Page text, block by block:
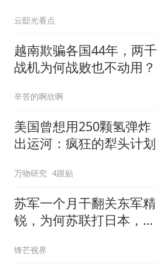
云邸光看点
越南欺骗各国44年，两千
战机为何战败也不动用？
辛苦的啊欣啊
美国曾想用250颗氢弹炸
出运河：疯狂的犁头计划
万物研究 4跟贴
苏军一个月干翻关东军精
锐，为何苏联打日本，要
锋芒视界